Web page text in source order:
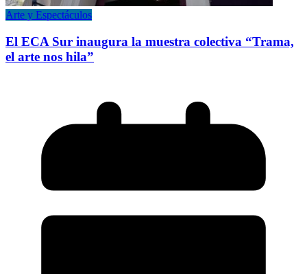
Arte y Espectáculos
El ECA Sur inaugura la muestra colectiva “Trama,
el arte nos hila”